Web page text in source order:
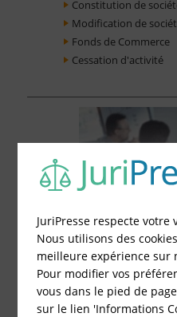
Constitution de
Modification de
Fonds de Commerce
Cessation d'activité
JuriPresse respecte votre
Nous utilisons des
meilleure expérience sur
Pour modifier vos
vous dans le pied de
sur le lien 'Informations